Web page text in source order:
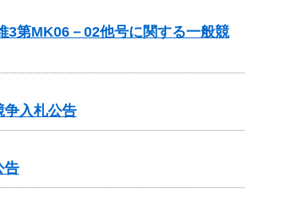
第MK06－02他号に関する一般競
争入札公告
告